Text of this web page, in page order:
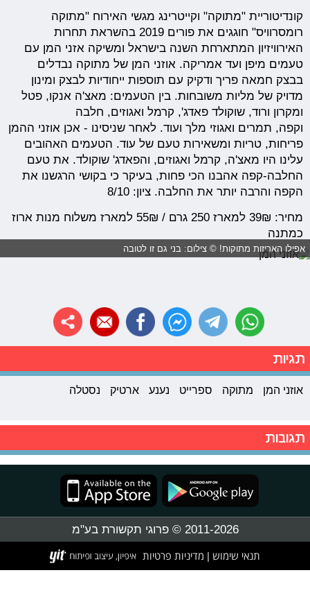
קונדיטוריית "מתוקה" וקייטרינג מגשי האירוח "מתוקה
רומסרוויס"
חוגגים את פורים 2019 בהשראת תחרות
האירוויזיון המתארחת השנה בישראל ומשיקה אזני המן עם
טעמים מיפן ועד אמריקה. אוזני המן של מתוקה נבדלים
בבצק חמאה פריך ודקיק עם תוספות ייחודיות לבצק ומינון
מדויק של מליות משובחות. בין הטעמים: מאצ'ה אנקו,פטל
ומקרון ורוד,שוקולד פאדג', קרמל ואגוזים, חלבה
וקפה, תמרים ואגוזי מלך ועוד. לאחר שניסינו - אכן אוזני ההמן
פריחות, טריות ומשאירות טעם של עוד. הטעמים האהובים
עלינו היו מאצ'ה, קרמל ואגוזים, והפאדג' שוקולד. את טעם
החלבה-קפה אהבנו הכי פחות, בעיקר כי בקושי הרגשנו את
הקפה והרבה יותר את החלבה. ציון: 8/10
מחיר: 39₪ למארז 250 גרם / 55₪ למארז משלוח מנות ארוז
כמתנה
אפילו האריזות מתוקות! © צילום: בני גם זו לטובה
תגיות
אוזני המן מתוקה ספרייט נענע ארטיק נסטלה
תגובות
2011-2026 © פרוגי תקשורת בע"מ
תנאי שימוש מדיניות פרטיות